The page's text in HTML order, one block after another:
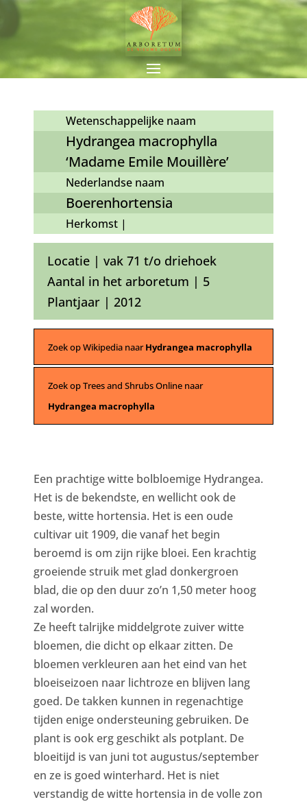
Wetenschappelijke naam
Hydrangea macrophylla
‘Madame Emile Mouillère’
Nederlandse naam
Boerenhortensia
Herkomst |
Locatie | vak 71 t/o driehoek
Aantal in het arboretum | 5
Plantjaar | 2012
Zoek op Wikipedia naarHydrangea macrophylla
Zoek op Trees and Shrubs Online naar
Hydrangea macrophylla
Een prachtige witte bolbloemige Hydrangea.
Het is de bekendste, en wellicht ook de
beste, witte hortensia. Het is een oude
cultivar uit 1909, die vanaf het begin
beroemd is om zijn rijke bloei. Een krachtig
groeiende struik met glad donkergroen
blad, die op den duur zo’n 1,50 meter hoog
zal worden.
Ze heeft talrijke middelgrote zuiver witte
bloemen, die dicht op elkaar zitten. De
bloemen verkleuren aan het eind van het
bloeiseizoen naar lichtroze en blijven lang
goed. De takken kunnen in regenachtige
tijden enige ondersteuning gebruiken. De
plant is ook erg geschikt als potplant. De
bloeitijd is van juni tot augustus/september
en ze is goed winterhard. Het is niet
verstandig de witte hortensia in de volle zon